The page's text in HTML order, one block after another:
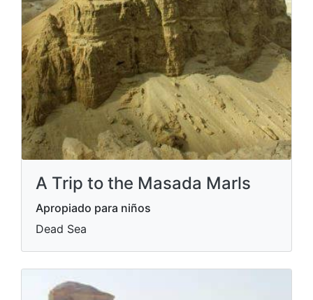
A Trip to the Masada Marls
Apropiado para niños
Dead Sea